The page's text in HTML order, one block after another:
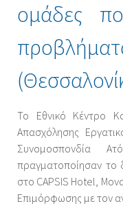
ομάδες
Το Εθνικό Κέντρο
Απασχόλησης
Συνομοσπονδία
πραγματοποίησαν το
στο CAPSIS Hotel,
Επιμόρφωσης με τον